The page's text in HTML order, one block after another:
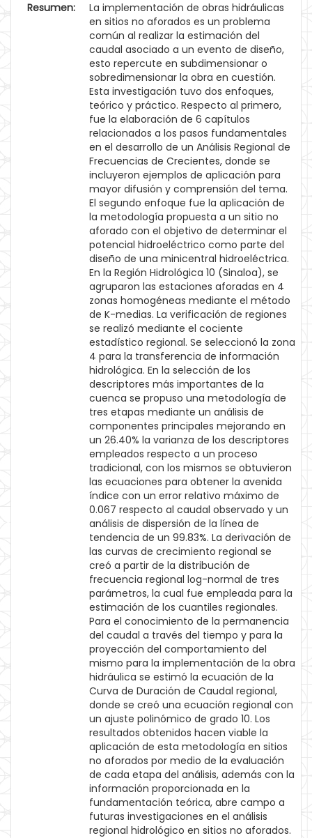
Resumen:
La implementación de obras hidráulicas
en sitios no aforados es un problema
común al realizar la estimación del
caudal asociado a un evento de diseño,
esto repercute en subdimensionar o
sobredimensionar la obra en cuestión.
Esta investigación tuvo dos enfoques,
teórico y práctico. Respecto al primero,
fue la elaboración de 6 capítulos
relacionados a los pasos fundamentales
en el desarrollo de un Análisis Regional de
Frecuencias de Crecientes, donde se
incluyeron ejemplos de aplicación para
mayor difusión y comprensión del tema.
El segundo enfoque fue la aplicación de
la metodología propuesta a un sitio no
aforado con el objetivo de determinar el
potencial hidroeléctrico como parte del
diseño de una minicentral hidroeléctrica.
En la Región Hidrológica 10 (Sinaloa), se
agruparon las estaciones aforadas en 4
zonas homogéneas mediante el método
de K-medias. La verificación de regiones
se realizó mediante el cociente
estadístico regional. Se seleccionó la zona
4 para la transferencia de información
hidrológica. En la selección de los
descriptores más importantes de la
cuenca se propuso una metodología de
tres etapas mediante un análisis de
componentes principales mejorando en
un 26.40% la varianza de los descriptores
empleados respecto a un proceso
tradicional, con los mismos se obtuvieron
las ecuaciones para obtener la avenida
índice con un error relativo máximo de
0.067 respecto al caudal observado y un
análisis de dispersión de la línea de
tendencia de un 99.83%. La derivación de
las curvas de crecimiento regional se
creó a partir de la distribución de
frecuencia regional log-normal de tres
parámetros, la cual fue empleada para la
estimación de los cuantiles regionales.
Para el conocimiento de la permanencia
del caudal a través del tiempo y para la
proyección del comportamiento del
mismo para la implementación de la obra
hidráulica se estimó la ecuación de la
Curva de Duración de Caudal regional,
donde se creó una ecuación regional con
un ajuste polinómico de grado 10. Los
resultados obtenidos hacen viable la
aplicación de esta metodología en sitios
no aforados por medio de la evaluación
de cada etapa del análisis, además con la
información proporcionada en la
fundamentación teórica, abre campo a
futuras investigaciones en el análisis
regional hidrológico en sitios no aforados.